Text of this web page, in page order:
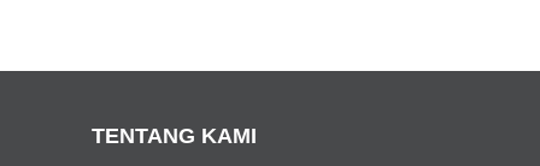
TENTANG KAMI